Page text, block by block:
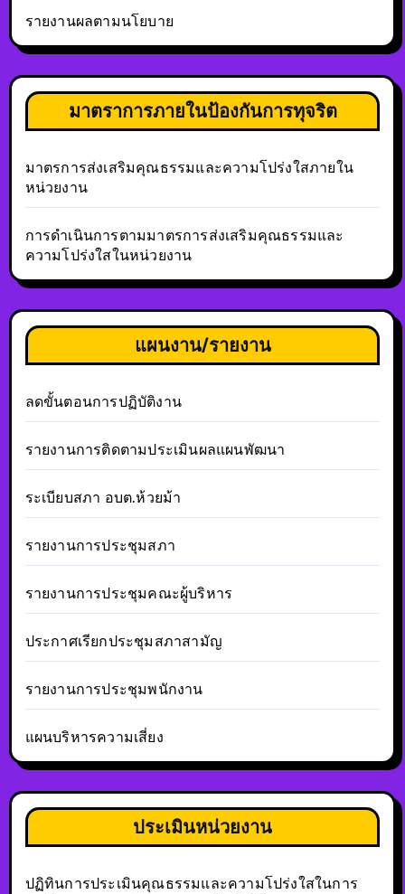
รายงานผลตามนโยบาย
มาตราการภายในป้องกันการทุจริต
มาตรการส่งเสริมคุณธรรมและความโปร่งใสภายใน
หน่วยงาน
การดำเนินการตามมาตรการส่งเสริมคุณธรรมและ
ความโปร่งใสในหน่วยงาน
แผนงาน/รายงาน
ลดขั้นตอนการปฏิบัติงาน
รายงานการติดตามประเมินผลแผนพัฒนา
ระเบียบสภา อบต.ห้วยม้า
รายงานการประชุมสภา
รายงานการประชุมคณะผู้บริหาร
ประกาศเรียกประชุมสภาสามัญ
รายงานการประชุมพนักงาน
แผนบริหารความเสี่ยง
ประเมินหน่วยงาน
ปฏิทินการประเมินคุณธรรมและความโปร่งใสในการ